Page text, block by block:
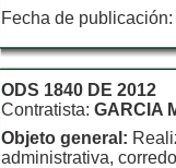
Fecha de
ODS 1840 DE 2012
Contratista: GARCIA
Objeto general:
administrativa,